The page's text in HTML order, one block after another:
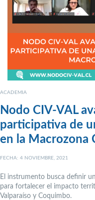
ACADEMIA
Nodo CIV-VAL
participativa de
en la Macrozona
FECHA: 4 NOVIEMBRE, 2021
El instrumento busca definir
para fortalecer el impacto
Valparaíso y Coquimbo.